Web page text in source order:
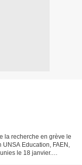
la recherche en grève le
UNSA Education, FAEN,
le 18 janvier.